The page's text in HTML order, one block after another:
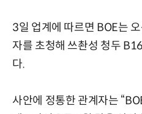
3일 업계에 따르면 BOE는
자를 초청해 쓰촨성 청두
다.
사안에 정통한 관계자는